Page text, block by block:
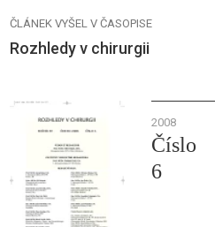
ČLÁNEK VYŠEL V ČASOPISE
Rozhledy v chirurgii
2008
Číslo
6